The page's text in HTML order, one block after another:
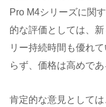
Pro M4シリーズに関
的な評価としては、
リー持続時間も優れ
らず、価格は高めで
肯定的な意見として